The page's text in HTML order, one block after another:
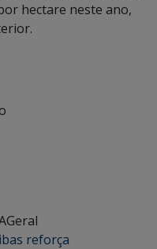
hectare neste ano,
Geral
reforça